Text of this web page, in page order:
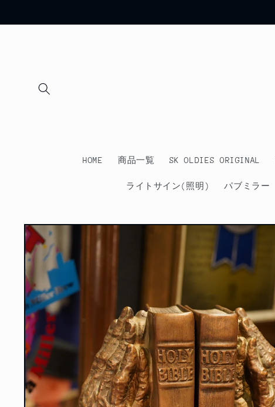
進む
HOME 商品一覧 SK OLDIES ORIGINAL
ライトサイン(照明) パブミラー
商品情
報にス
キップ